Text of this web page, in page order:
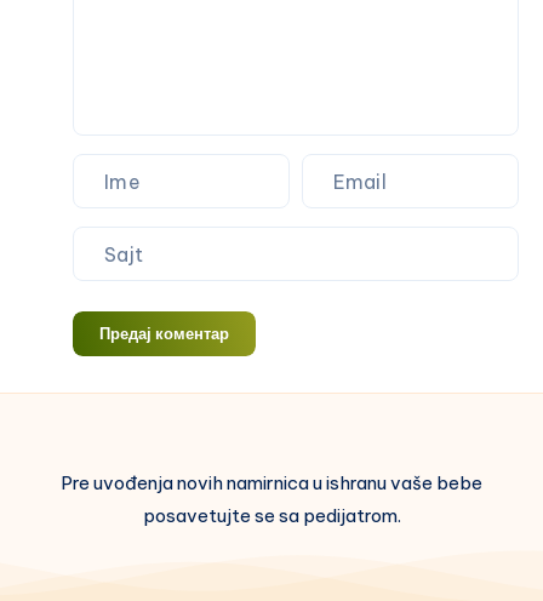
brokolijem
Предај коментар
Pre uvođenja novih namirnica u ishranu vaše bebe
posavetujte se sa pedijatrom.